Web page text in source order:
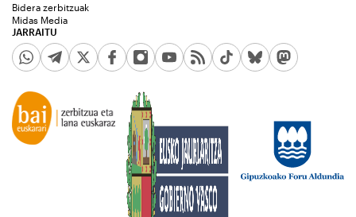
JARRAITU
Bidera zerbitzuak
Midas Media